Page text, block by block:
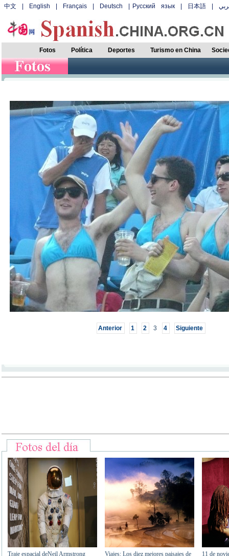
中文 English Français Deutsch Русский язык 日本語
Fotos Política Deportes Turismo en China
Anterior 1 2 3 4 Siguiente